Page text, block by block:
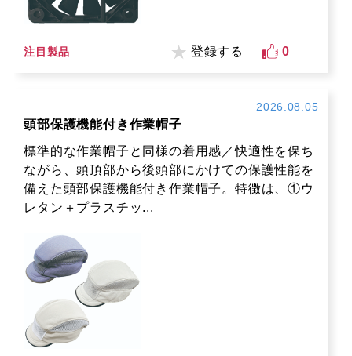
注目製品 登録する 0
2026.08.05
頭部保護機能付き作業帽子
標準的な作業帽子と同様の着用感／快適性を保ち
ながら、頭頂部から後頭部にかけての保護性能を
備えた頭部保護機能付き作業帽子。特徴は、①ウ
レタン＋プラスチッ...